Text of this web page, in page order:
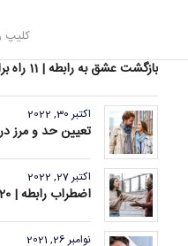
کلیپ
بازگشت عشق به رابطه | 11 راه برای زنده کردن آتش عشق
اکتبر 30, 2022
تعیین حد و مرز
اکتبر 27, 2022
اضطراب رابطه | 20 نشانه که نمی دانید
نوامبر 26, 2021